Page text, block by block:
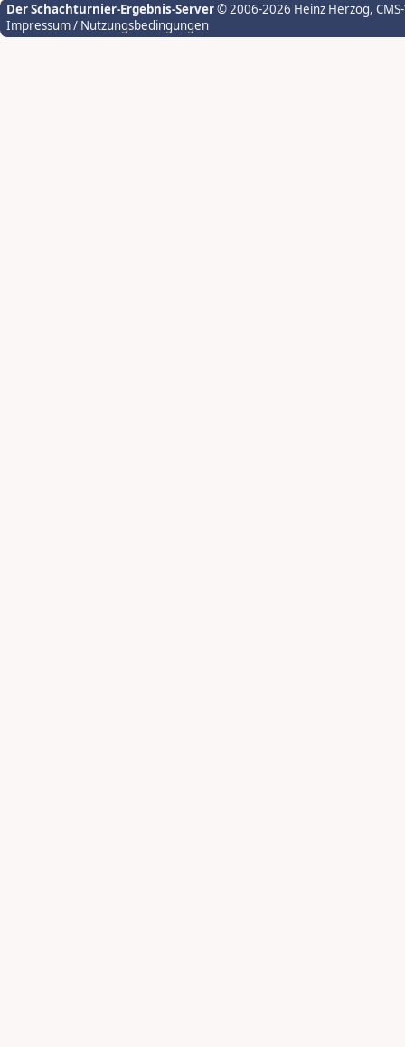
Der Schachturnier-Ergebnis-Server© 2006-2026 Heinz Herzog,
Impressum / Nutzungsbedingungen